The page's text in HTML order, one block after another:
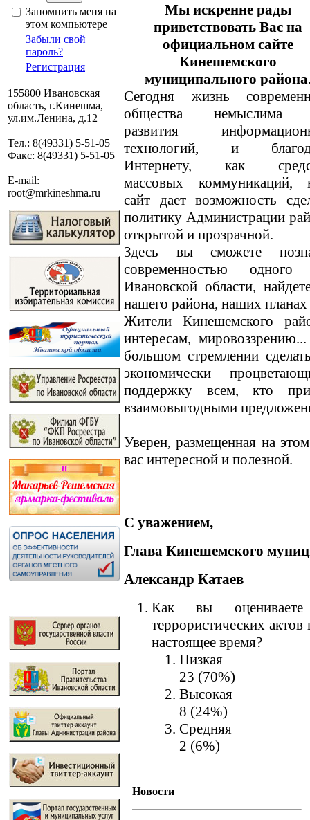
Запомнить меня на
этом компьютере
Забыли свой
пароль?
Регистрация
155800 Ивановская
область, г.Кинешма,
ул.им.Ленина, д.12
Тел.: 8(49331) 5-51-05
Факс: 8(49331) 5-51-05
E-mail:
root@mrkineshma.ru
Мы искренне рады
приветствовать Вас на
официальном сайте
Кинешемского
муниципального
Сегодня жизнь
общества немыслима
развития
технологий, и
Интернету, как
массовых коммуникаций,
сайт дает возможность
политику Администрации
открытой и прозрачной.
Здесь вы сможете
современностью
Ивановской области,
нашего района, наших
Жители Кинешемского
интересам,
большом стремлении
экономически
поддержку всем, кто
взаимовыгодными
Уверен, размещенная на
вас интересной и полезной.
С уважением,
Глава Кинешемского
Александр Катаев
Как вы оцениваете
террористических
настоящее время?
Низкая
23 (70%)
Высокая
8 (24%)
Средняя
2 (6%)
Новости